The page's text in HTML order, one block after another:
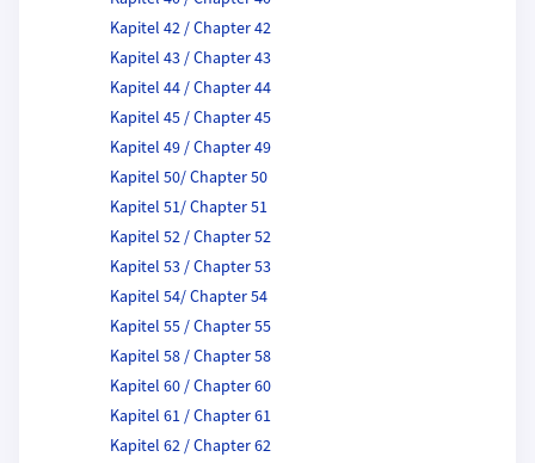
Kapitel 42 / Chapter 42
Kapitel 43 / Chapter 43
Kapitel 44 / Chapter 44
Kapitel 45 / Chapter 45
Kapitel 49 / Chapter 49
Kapitel 50/ Chapter 50
Kapitel 51/ Chapter 51
Kapitel 52 / Chapter 52
Kapitel 53 / Chapter 53
Kapitel 54/ Chapter 54
Kapitel 55 / Chapter 55
Kapitel 58 / Chapter 58
Kapitel 60 / Chapter 60
Kapitel 61 / Chapter 61
Kapitel 62 / Chapter 62